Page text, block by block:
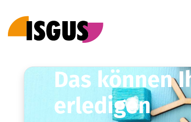
Das können
erledigen